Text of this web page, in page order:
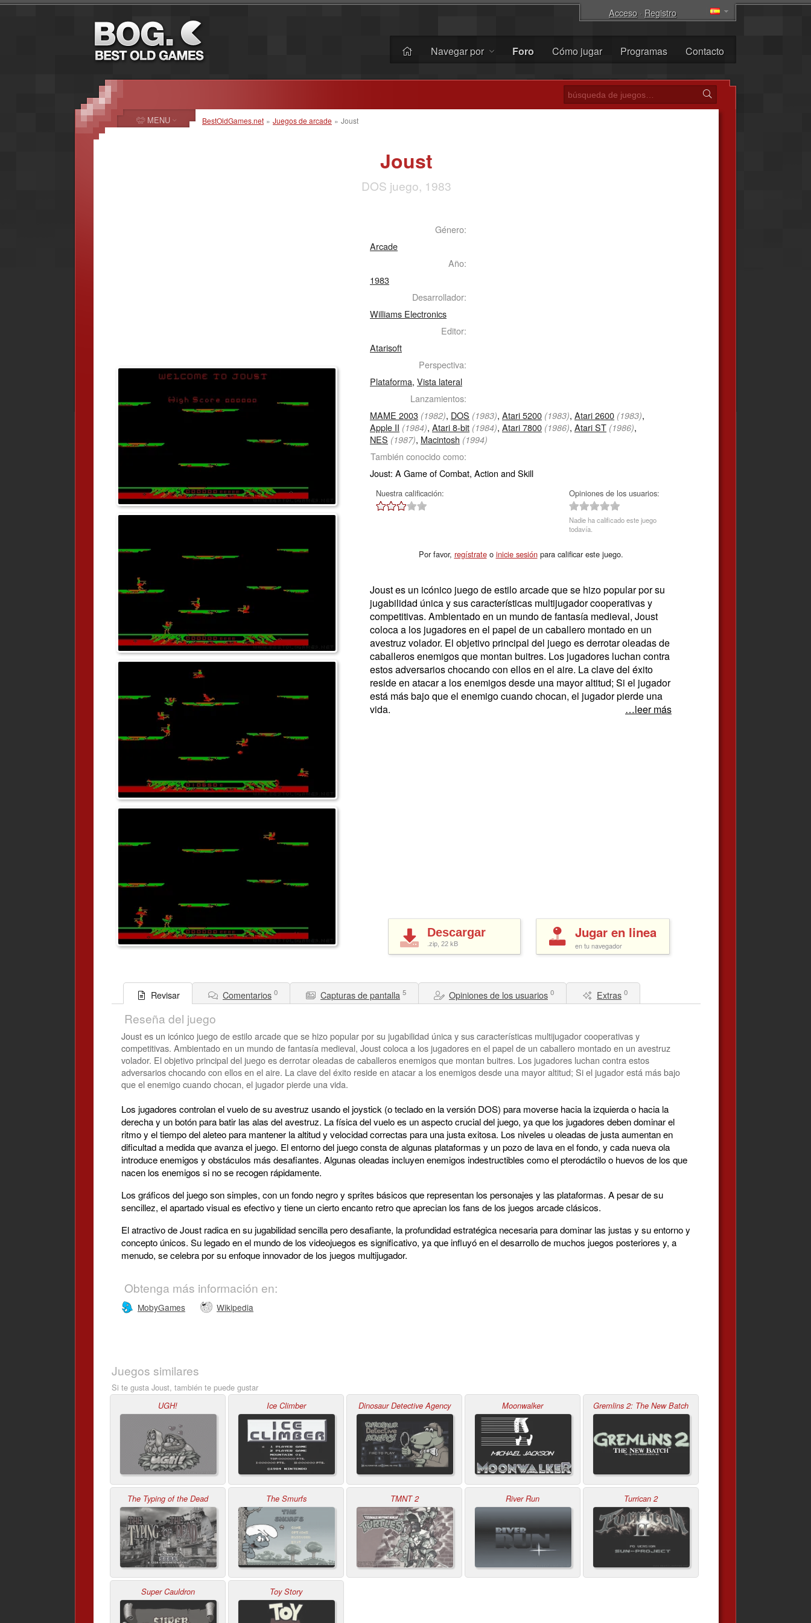
Acceso· Registro
Navegar por Foro Cómo jugar Programas Contacto
BestOldGames.net » Juegos de arcade » Joust
Joust
DOS juego, 1983
Género:
Arcade
Año:
1983
Desarrollador:
Williams Electronics
Editor:
Atarisoft
Perspectiva:
Plataforma, Vista lateral
Lanzamientos:
MAME 2003 (1982), DOS (1983), Atari 5200 (1983), Atari 2600 (1983),
Apple II (1984), Atari 8-bit (1984), Atari 7800 (1986), Atari ST (1986),
NES (1987), Macintosh (1994)
También conocido como:
Joust: A Game of Combat, Action and Skill
Nuestra calificación: Opiniones de los usuarios:
Nadie ha calificado este juego
todavía.
Por favor, regístrateo inicie sesiónpara calificar este juego.
Joust es un icónico juego de estilo arcade que se hizo popular por su
jugabilidad única y sus características multijugador cooperativas y
competitivas. Ambientado en un mundo de fantasía medieval, Joust
coloca a los jugadores en el papel de un caballero montado en un
avestruz volador. El objetivo principal del juego es derrotar oleadas de
caballeros enemigos que montan buitres. Los jugadores luchan contra
estos adversarios chocando con ellos en el aire. La clave del éxito
reside en atacar a los enemigos desde una mayor altitud; Si el jugador
está más bajo que el enemigo cuando chocan, el jugador pierde una
vida.
…leer más
Descargar
.zip, 22 kB
Jugar en linea
en tu navegador
Revisar Comentarios 0 Capturas de pantalla 5 Opiniones de los usuarios 0 Extras 0
Reseña del juego
Joust es un icónico juego de estilo arcade que se hizo popular por su jugabilidad única y sus características multijugador cooperativas y
competitivas. Ambientado en un mundo de fantasía medieval, Joust coloca a los jugadores en el papel de un caballero montado en un avestruz
volador. El objetivo principal del juego es derrotar oleadas de caballeros enemigos que montan buitres. Los jugadores luchan contra estos
adversarios chocando con ellos en el aire. La clave del éxito reside en atacar a los enemigos desde una mayor altitud; Si el jugador está más bajo
que el enemigo cuando chocan, el jugador pierde una vida.
Los jugadores controlan el vuelo de su avestruz usando el joystick (o teclado en la versión DOS) para moverse hacia la izquierda o hacia la
derecha y un botón para batir las alas del avestruz. La física del vuelo es un aspecto crucial del juego, ya que los jugadores deben dominar el
ritmo y el tiempo del aleteo para mantener la altitud y velocidad correctas para una justa exitosa. Los niveles u oleadas de justa aumentan en
dificultad a medida que avanza el juego. El entorno del juego consta de algunas plataformas y un pozo de lava en el fondo, y cada nueva ola
introduce enemigos y obstáculos más desafiantes. Algunas oleadas incluyen enemigos indestructibles como el pterodáctilo o huevos de los que
nacen los enemigos si no se recogen rápidamente.
Los gráficos del juego son simples, con un fondo negro y sprites básicos que representan los personajes y las plataformas. A pesar de su
sencillez, el apartado visual es efectivo y tiene un cierto encanto retro que aprecian los fans de los juegos arcade clásicos.
El atractivo de Joust radica en su jugabilidad sencilla pero desafiante, la profundidad estratégica necesaria para dominar las justas y su entorno y
concepto únicos. Su legado en el mundo de los videojuegos es significativo, ya que influyó en el desarrollo de muchos juegos posteriores y, a
menudo, se celebra por su enfoque innovador de los juegos multijugador.
Obtenga más información en:
MobyGames Wikipedia
Juegos similares
Si te gusta Joust, también te puede gustar
UGH! Ice Climber Dinosaur Detective Agency Moonwalker Gremlins 2: The New Batch
The Typing of the Dead The Smurfs TMNT 2 River Run Turrican 2
Super Cauldron Toy Story
MENU